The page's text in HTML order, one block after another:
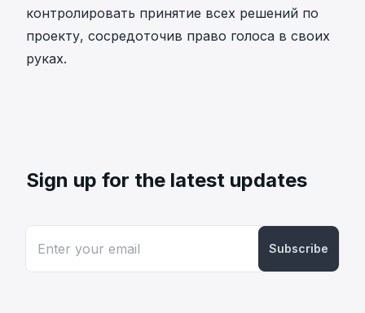
контролировать принятие всех решений по
проекту, сосредоточив право голоса в своих
руках.
Sign up for the latest updates
Subscribe